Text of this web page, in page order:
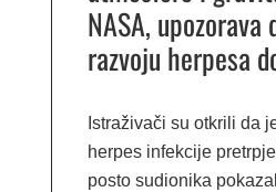
NASA,
razvoju herpesa
Istraživači su otkrili da
herpes infekcije
posto sudionika